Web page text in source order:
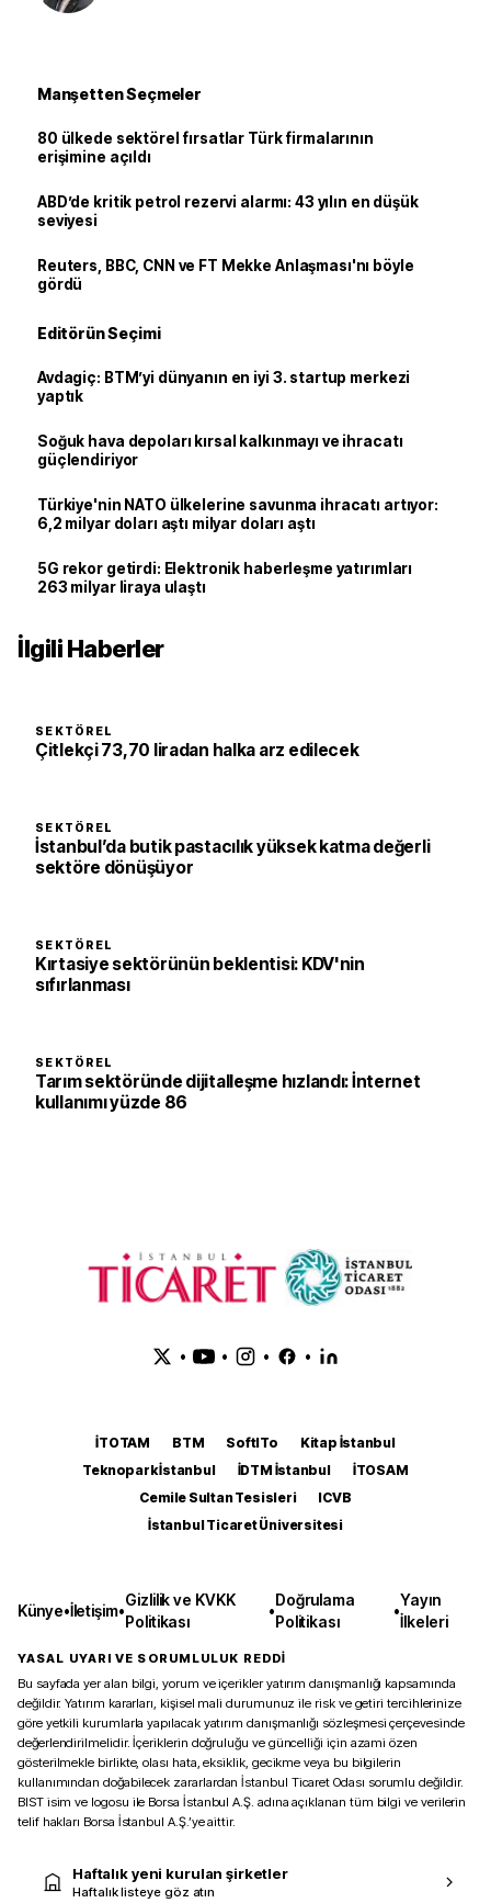
Manşetten Seçmeler
80 ülkede sektörel fırsatlar Türk firmalarının
erişimine açıldı
ABD’de kritik petrol rezervi alarmı: 43 yılın en düşük
seviyesi
Reuters, BBC, CNN ve FT Mekke Anlaşması'nı böyle
gördü
Editörün Seçimi
Avdagiç: BTM’yi dünyanın en iyi 3. startup merkezi
yaptık
Soğuk hava depoları kırsal kalkınmayı ve ihracatı
güçlendiriyor
Türkiye'nin NATO ülkelerine savunma ihracatı artıyor:
6,2 milyar doları aştı milyar doları aştı
5G rekor getirdi: Elektronik haberleşme yatırımları
263 milyar liraya ulaştı
İlgili Haberler
SEKTÖREL
Çitlekçi 73,70 liradan halka arz edilecek
SEKTÖREL
İstanbul’da butik pastacılık yüksek katma değerli
sektöre dönüşüyor
SEKTÖREL
Kırtasiye sektörünün beklentisi: KDV'nin
sıfırlanması
SEKTÖREL
Tarım sektöründe dijitalleşme hızlandı: İnternet
kullanımı yüzde 86
• • • •
İTOTAM BTM SoftITo
Kitap İstanbul
Teknopark İstanbul
İDTM İstanbul
İTOSAM
Cemile Sultan Tesisleri
ICVB
İstanbul Ticaret Üniversitesi
Künye•İletişim•
Gizlilik ve KVKK
Politikası
•
Doğrulama
Politikası
•
Yayın
İlkeleri
YASAL UYARI VE SORUMLULUK REDDİ
Bu sayfada yer alan bilgi, yorum ve içerikler yatırım danışmanlığı kapsamında
değildir. Yatırım kararları, kişisel mali durumunuz ile risk ve getiri tercihlerinize
göre yetkili kurumlarla yapılacak yatırım danışmanlığı sözleşmesi çerçevesinde
değerlendirilmelidir. İçeriklerin doğruluğu ve güncelliği için azami özen
gösterilmekle birlikte, olası hata, eksiklik, gecikme veya bu bilgilerin
kullanımından doğabilecek zararlardan İstanbul Ticaret Odası sorumlu değildir.
BIST isim ve logosu ile Borsa İstanbul A.Ş. adına açıklanan tüm bilgi ve verilerin
telif hakları Borsa İstanbul A.Ş.’ye aittir.
Haftalık yeni kurulan şirketler
Haftalık listeye göz atın